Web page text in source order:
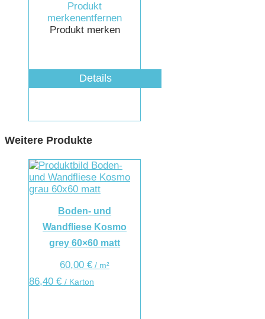
Produkt
merkenentfernen
Produkt merken
Details
Weitere Produkte
Boden- und
Wandfliese Kosmo
grey 60×60 matt
60,00€ / m²
86,40 € / Karton